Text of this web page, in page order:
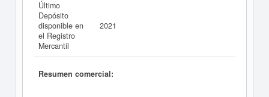
Último
Depósito
disponible en
el Registro
Mercantil
2021
Resumen comercial: